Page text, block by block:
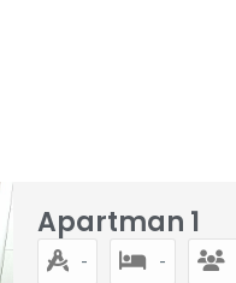
Apartman 1
- -